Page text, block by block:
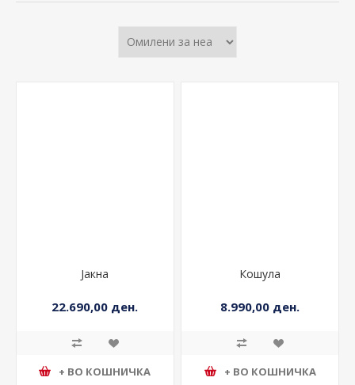
Јакна
22.690,00 ден.
+ ВО КОШНИЧКА
Кошула
8.990,00 ден.
+ ВО КОШНИЧКА